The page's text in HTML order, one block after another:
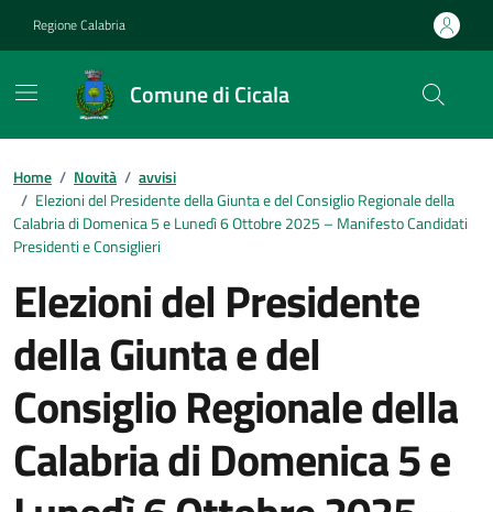
Regione Calabria
Comune di Cicala
Home / Novità / avvisi
/ Elezioni del Presidente della Giunta e del Consiglio Regionale della
Calabria di Domenica 5 e Lunedì 6 Ottobre 2025 – Manifesto Candidati
Presidenti e Consiglieri
Elezioni del Presidente
della Giunta e del
Consiglio Regionale della
Calabria di Domenica 5 e